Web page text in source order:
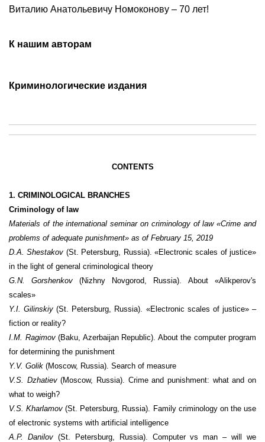
Виталию Анатольевичу Номоконову – 70 лет!
К нашим авторам
Криминологические издания
CONTENTS
1. CRIMINOLOGICAL BRANCHES
Criminology of law
Materials of the international seminar on criminology of law «Crime and
problems of adequate punishment» as of February 15, 2019
D.A.Shestakov (St. Petersburg, Russia). «Electronic scales of justice»
in the light of general criminological theory
G.N. Gorshenkov (Nizhny Novgorod, Russia).
About «Alikperov's
scales»
Y.I. Gilinskiy(St. Petersburg, Russia). «Electronic scales of justice» –
fiction or reality?
I.M. Ragimov (Baku, Azerbaijan Republic). About the computer program
for determining the punishment
Y.V. Golik (Moscow, Russia). Search of measure
V.S. Dzhatiev(Moscow, Russia). Crime and punishment: what and on
what to weigh?
V.S. Kharlamov(St. Petersburg, Russia). Family criminology on the use
of electronic systems with artificial intelligence
A.P. Danilov(St. Petersburg, Russia). Computer vs man – will we